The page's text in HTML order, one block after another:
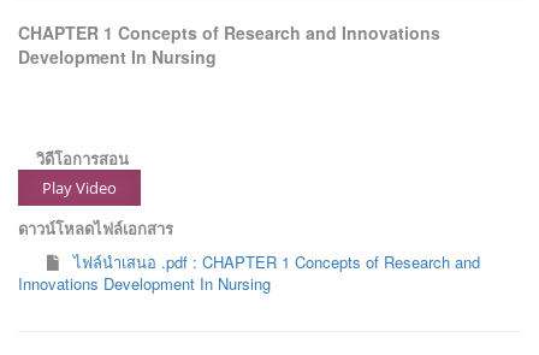
CHAPTER 1 Concepts of Research and Innovations
Development In Nursing
วิดีโอการสอน
Play Video
ดาวน์โหลดไฟล์เอกสาร
ไฟล์นำเสนอ .pdf : CHAPTER 1 Concepts of Research and
Innovations Development In Nursing